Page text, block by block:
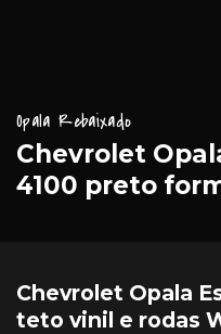
Opala Rebaixado
Chevrolet
4100 preto
Chevrolet Opala
teto vinil e rodas